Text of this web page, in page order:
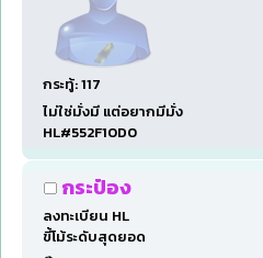
กระทู้: 117
ไม่ใช่มั่งมี แต่อยากมีมั่ง
HL#552F10D0
กระป๋อง
ลงทะเบียน HL
ขี้โม้ระดับสุดยอด